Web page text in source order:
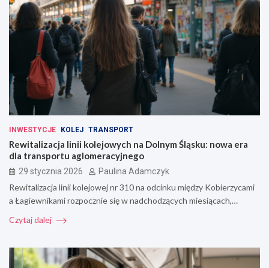
INWESTYCJE KOLEJ TRANSPORT
Rewitalizacja linii kolejowych na Dolnym Śląsku: nowa era
dla transportu aglomeracyjnego
29 stycznia 2026 Paulina Adamczyk
Rewitalizacja linii kolejowej nr 310 na odcinku między Kobierzycami
a Łagiewnikami rozpocznie się w nadchodzących miesiącach,…
Czytaj dalej